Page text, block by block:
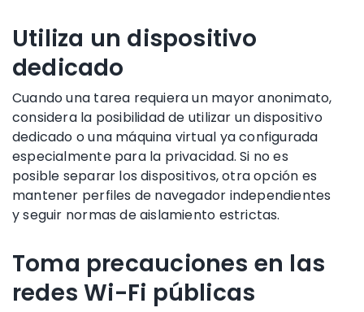
Utiliza un dispositivo
dedicado
Cuando una tarea requiera un mayor anonimato,
considera la posibilidad de utilizar un dispositivo
dedicado o una máquina virtual ya configurada
especialmente para la privacidad. Si no es
posible separar los dispositivos, otra opción es
mantener perfiles de navegador independientes
y seguir normas de aislamiento estrictas.
Toma precauciones en las
redes Wi-Fi públicas